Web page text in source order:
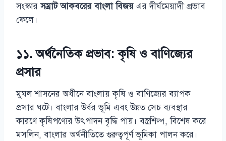
সংস্কারসম্রাট আকবরের বাংলা বিজয়এর দীর্ঘমেয়াদী প্রভাব
ফেলে।
১১. অর্থনৈতিক প্রভাব: কৃষি ও বাণিজ্যের
প্রসার
মুঘল শাসনের অধীনে বাংলায় কৃষি ও বাণিজ্যের ব্যাপক
প্রসার ঘটে। বাংলার উর্বর ভূমি এবং উন্নত সেচ ব্যবস্থার
কারণে কৃষিপণ্যের উৎপাদন বৃদ্ধি পায়। বস্ত্রশিল্প, বিশেষ করে
মসলিন, বাংলার অর্থনীতিতে গুরুত্বপূর্ণ ভূমিকা পালন করে।